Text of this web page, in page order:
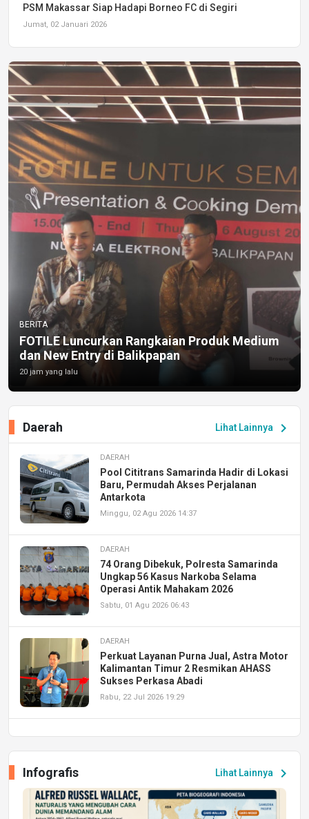
PSM Makassar Siap Hadapi Borneo FC di Segiri
Jumat, 02 Januari 2026
BERITA
FOTILE Luncurkan Rangkaian Produk Medium
dan New Entry di Balikpapan
20 jam yang lalu
Lihat Lainnya chevron_right
Daerah
DAERAH
Pool Cititrans Samarinda Hadir di Lokasi
Baru, Permudah Akses Perjalanan
Antarkota
Minggu, 02 Agu 2026 14:37
DAERAH
74 Orang Dibekuk, Polresta Samarinda
Ungkap 56 Kasus Narkoba Selama
Operasi Antik Mahakam 2026
Sabtu, 01 Agu 2026 06:43
DAERAH
Perkuat Layanan Purna Jual, Astra Motor
Kalimantan Timur 2 Resmikan AHASS
Sukses Perkasa Abadi
Rabu, 22 Jul 2026 19:29
Peluang Kerja dan Magang
Jumat, 17 Jul 2026 22:30
Lihat Lainnya chevron_right
Infografis